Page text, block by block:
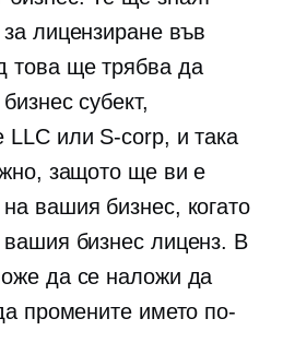
лицензиране във
това ще трябва да
субект,
LLC или S-corp, и така
защото ще ви е
вашия бизнес, когато
вашия бизнес лиценз. В
да се наложи да
промените името по-